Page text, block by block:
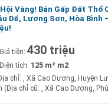
Vàng! Bán Gấp Đất Thổ
Dể, Lương Sơn, Hòa Bình
Giá tiền: 430 triệu
Diện tích: 125 m² m2
chỉ:
, Xã Cao Dương, Huyện
(Địa chỉ cũ: , Xã Cao Dương,